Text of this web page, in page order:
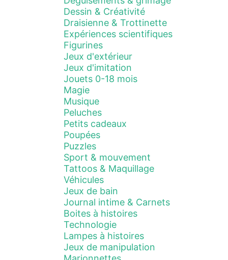
Dessin & Créativité
Draisienne & Trottinette
Expériences scientifiques
Figurines
Jeux d'extérieur
Jeux d'imitation
Jouets 0-18 mois
Magie
Musique
Peluches
Petits cadeaux
Poupées
Puzzles
Sport & mouvement
Tattoos & Maquillage
Véhicules
Jeux de bain
Journal intime & Carnets
Boites à histoires
Technologie
Lampes à histoires
Jeux de manipulation